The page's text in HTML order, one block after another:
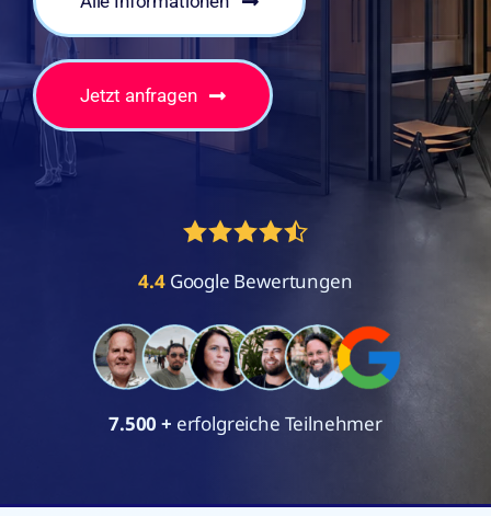
Jetzt anfragen
4.4Google Bewertungen
7.500 + erfolgreiche Teilnehmer